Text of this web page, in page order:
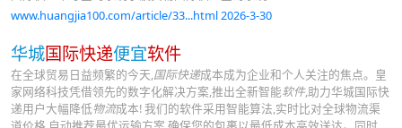
www.huangjia100.com/article/33...html 2026-3-30
华城国际快递便宜软件
在全球贸易日益频繁的今天,国际快递成本成为企业和个人关注的焦点。皇
家网络科技凭借领先的数字化解决方案,推出全新智能软件,助力华城国际快
递用户大幅降低物流成本! 我们的软件采用智能算法,实时比对全球物流渠